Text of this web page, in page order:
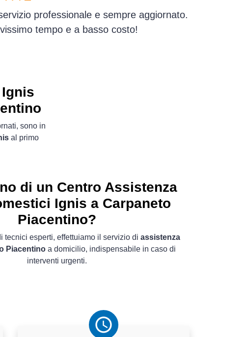
professionale e sempre aggiornato.
tempo e a basso costo!
sono in
al primo
di un Centro Assistenza
Ignis a Carpaneto
Piacentino?
tecnici esperti, effettuiamo il servizio di assistenza
Piacentino a domicilio, indispensabile in caso di
interventi urgenti.